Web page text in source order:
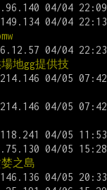
地gg提供技
之島